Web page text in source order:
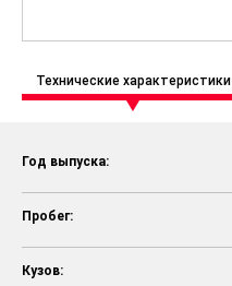
Технические характеристики
Год выпуска:
Пробег:
Кузов: